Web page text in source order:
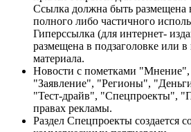
Ссылка должна быть размещена
полного либо частичного
Гиперссылка (для интернет-
размещена в подзаголовке или в
материала.
Новости с пометками "Мнение",
"Заявление", "Регионы",
"Тест-драйв", "Спецпроекты",
правах рекламы.
Раздел Спецпроекты создается